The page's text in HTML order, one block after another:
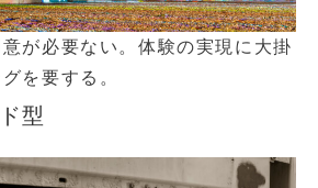
が必要ない。体験の実現に大掛
を要する。
型